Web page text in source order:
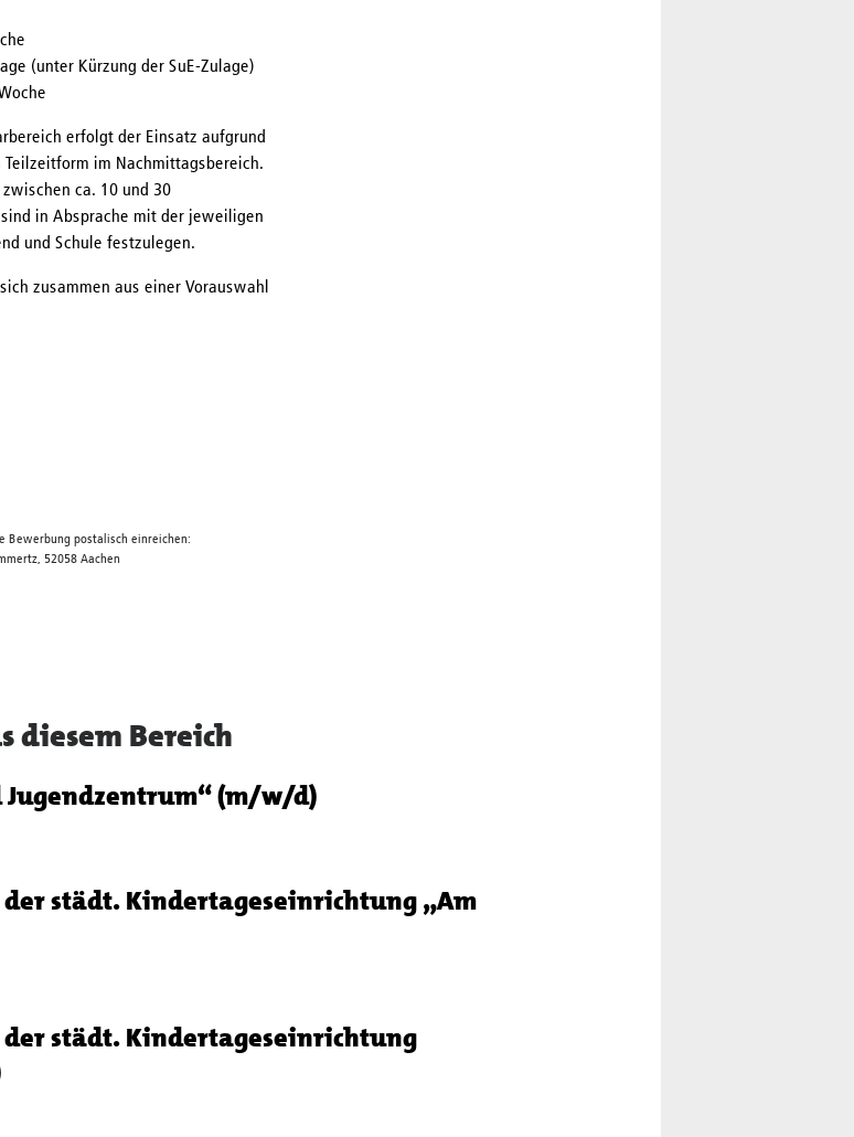
(unter Kürzung der SuE-Zulage)
erfolgt der Einsatz aufgrund
im Nachmittagsbereich.
ca. 10 und 30
in Absprache mit der jeweiligen
und Schule festzulegen.
zusammen aus einer Vorauswahl
Bewerbung postalisch einreichen:
52058 Aachen
diesem Bereich
(m/w/d)
städt. Kindertageseinrichtung „Am
städt. Kindertageseinrichtung